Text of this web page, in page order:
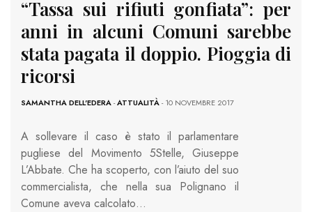
“Tassa sui rifiuti gonfiata”: per
anni in alcuni Comuni sarebbe
stata pagata il doppio. Pioggia di
ricorsi
SAMANTHA DELL'EDERA-ATTUALITÀ- 10 NOVEMBRE 2017
A sollevare il caso è stato il parlamentare
pugliese del Movimento 5Stelle, Giuseppe
L’Abbate. Che ha scoperto, con l’aiuto del suo
commercialista, che nella sua Polignano il
Comune aveva calcolato…